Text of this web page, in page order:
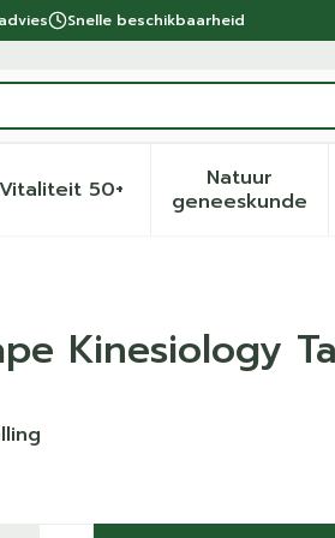
Snelle beschikbaarheid
hygiëne categorie
en vitamines categorie
voor Zwangerschap en
Vitaliteit 50+Toon submenu voor
Natuur
geneeskunde
Toon
Kinesiology